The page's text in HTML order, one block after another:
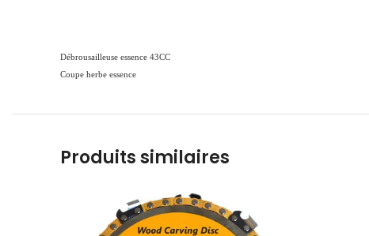
Débrousailleuse essence 43CC
Coupe herbe essence
Produits similaires